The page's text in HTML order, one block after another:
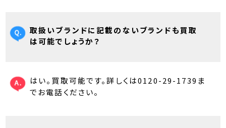
取扱いブランドに記載のないブランドも買取
は可能でしょうか？
はい。買取可能です。詳しくは0120-29-1739ま
でお電話ください。